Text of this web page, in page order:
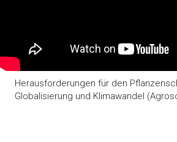
Herausforderungen für den
Globalisierung und Klimawandel